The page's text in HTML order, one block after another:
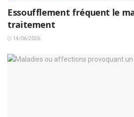
Essoufflement fréquent le
traitement
14/06/2026